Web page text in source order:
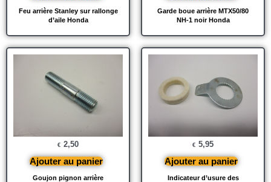
Feu arrière Stanley sur rallonge
d’aile Honda
Garde boue arrière MTX50/80
NH-1 noir Honda
Goujon pignon arrière
€ 2,50
Ajouter au panier
Indicateur d’usure des
€ 5,95
Ajouter au panier